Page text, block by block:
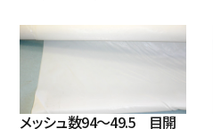
ナイロン
メッシュ数94～49.5 目開